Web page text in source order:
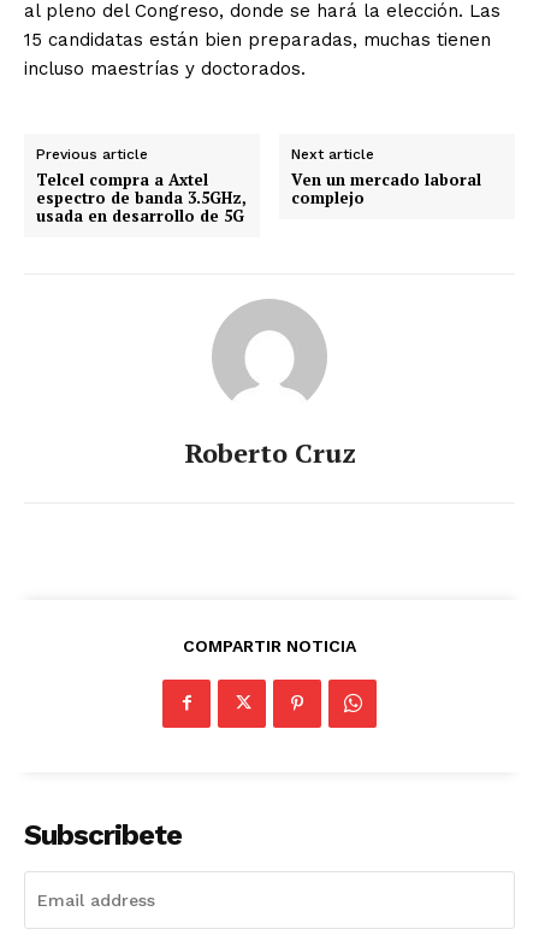
al pleno del Congreso, donde se hará la elección. Las
15 candidatas están bien preparadas, muchas tienen
incluso maestrías y doctorados.
Previous article
Telcel compra a Axtel
espectro de banda 3.5GHz,
usada en desarrollo de 5G
Next article
Ven un mercado laboral
complejo
Roberto Cruz
COMPARTIR NOTICIA
Subscribete